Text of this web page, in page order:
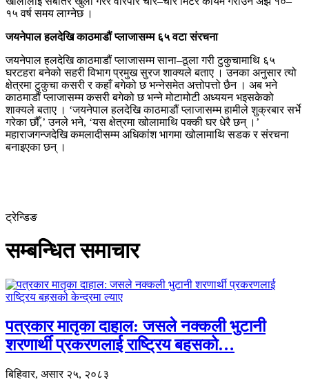
१५ वर्ष समय लाग्नेछ ।
जयनेपाल हलदेखि काठमाडौं प्लाजासम्म ६५ वटा संरचना
जयनेपाल हलदेखि काठमाडौं प्लाजासम्म साना–ठूला गरी टुकुचामाथि ६५
घरटहरा बनेको सहरी विभाग प्रमुख सुरज शाक्यले बताए । उनका अनुसार त्यो
क्षेत्रमा टुकुचा कसरी र कहाँ बगेको छ भन्नेसमेत अत्तोपत्तो छैन । अब भने
काठमाडौं प्लाजासम्म कसरी बगेको छ भन्ने मोटामोटी अध्ययन भइसकेको
शाक्यले बताए । ‘जयनेपाल हलदेखि काठमाडौं प्लाजासम्म हामीले शुक्रबार सर्भे
गरेका छौँ,’ उनले भने, ‘यस क्षेत्रमा खोलामाथि पक्की घर धेरै छन् ।’
महाराजगन्जदेखि कमलादीसम्म अधिकांश भागमा खोलामाथि सडक र संरचना
बनाइएका छन् ।
ट्रेन्डिङ
सम्बन्धित समाचार
पत्रकार मातृका दाहाल: जसले नक्कली भुटानी
शरणार्थी प्रकरणलाई राष्ट्रिय बहसको…
बिहिवार, असार २५, २०८३